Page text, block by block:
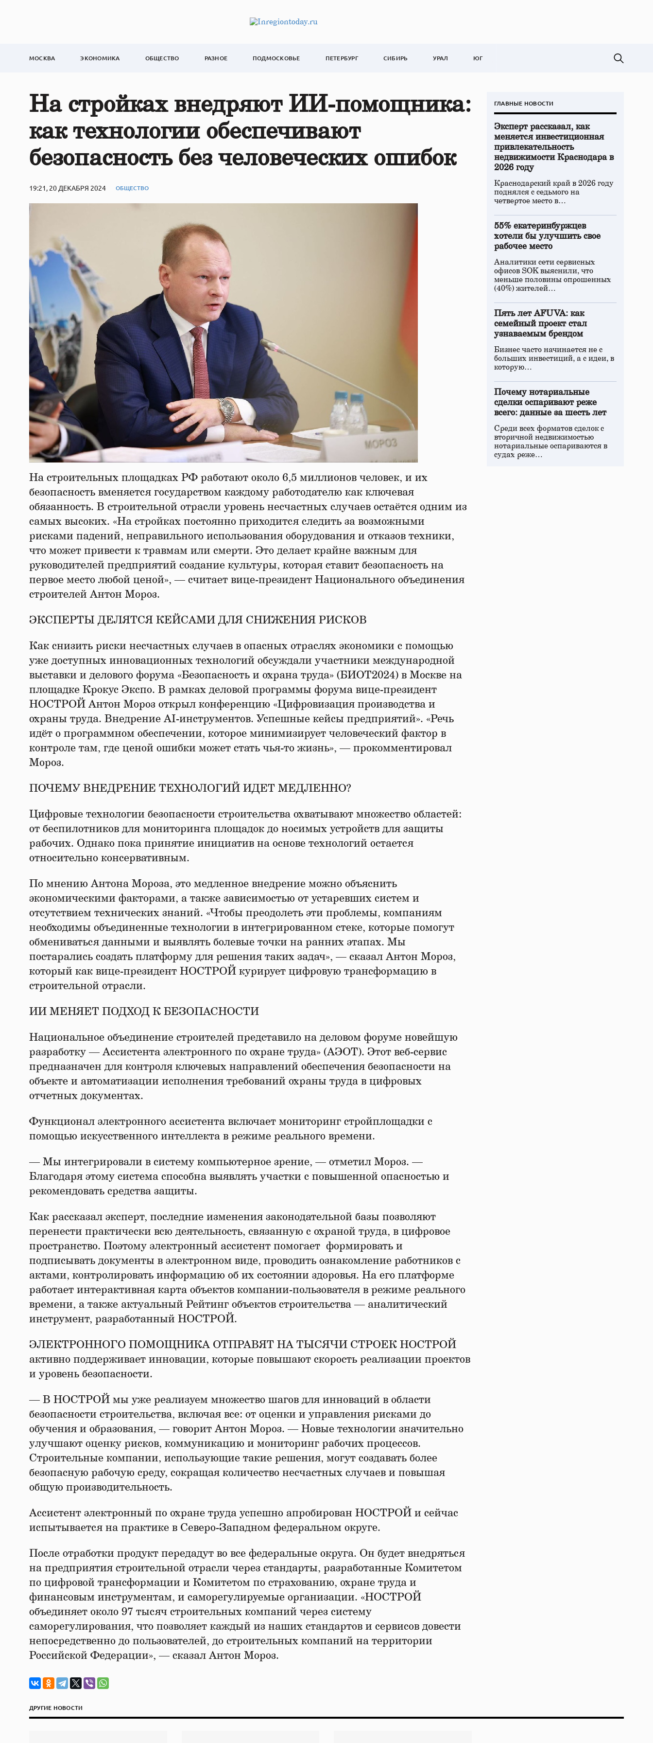
МОСКВА ЭКОНОМИКА ОБЩЕСТВО РАЗНОЕ ПОДМОСКОВЬЕ ПЕТЕРБУРГ СИБИРЬ УРАЛ ЮГ
На стройках внедряют ИИ-помощника:
как технологии обеспечивают
безопасность без человеческих ошибок
19:21, 20 ДЕКАБРЯ 2024 ОБЩЕСТВО
На строительных площадках РФ работают около 6,5 миллионов человек, и их
безопасность вменяется государством каждому работодателю как ключевая
обязанность. В строительной отрасли уровень несчастных случаев остаётся одним из
самых высоких. «На стройках постоянно приходится следить за возможными
рисками падений, неправильного использования оборудования и отказов техники,
что может привести к травмам или смерти. Это делает крайне важным для
руководителей предприятий создание культуры, которая ставит безопасность на
первое место любой ценой», — считает вице-президент Национального объединения
строителей Антон Мороз.
ЭКСПЕРТЫ ДЕЛЯТСЯ КЕЙСАМИ ДЛЯ СНИЖЕНИЯ РИСКОВ
Как снизить риски несчастных случаев в опасных отраслях экономики с помощью
уже доступных инновационных технологий обсуждали участники международной
выставки и делового форума «Безопасность и охрана труда» (БИОТ2024) в Москве на
площадке Крокус Экспо. В рамках деловой программы форума вице-президент
НОСТРОЙ Антон Мороз открыл конференцию «Цифровизация производства и
охраны труда. Внедрение AI-инструментов. Успешные кейсы предприятий». «Речь
идёт о программном обеспечении, которое минимизирует человеческий фактор в
контроле там, где ценой ошибки может стать чья-то жизнь», — прокомментировал
Мороз.
ПОЧЕМУ ВНЕДРЕНИЕ ТЕХНОЛОГИЙ ИДЕТ МЕДЛЕННО?
Цифровые технологии безопасности строительства охватывают множество областей:
от беспилотников для мониторинга площадок до носимых устройств для защиты
рабочих. Однако пока принятие инициатив на основе технологий остается
относительно консервативным.
По мнению Антона Мороза, это медленное внедрение можно объяснить
экономическими факторами, а также зависимостью от устаревших систем и
отсутствием технических знаний. «Чтобы преодолеть эти проблемы, компаниям
необходимы объединенные технологии в интегрированном стеке, которые помогут
обмениваться данными и выявлять болевые точки на ранних этапах. Мы
постарались создать платформу для решения таких задач», — сказал Антон Мороз,
который как вице-президент НОСТРОЙ курирует цифровую трансформацию в
строительной отрасли.
ИИ МЕНЯЕТ ПОДХОД К БЕЗОПАСНОСТИ
Национальное объединение строителей представило на деловом форуме новейшую
разработку — Ассистента электронного по охране труда» (АЭОТ). Этот веб-сервис
предназначен для контроля ключевых направлений обеспечения безопасности на
объекте и автоматизации исполнения требований охраны труда в цифровых
отчетных документах.
Функционал электронного ассистента включает мониторинг стройплощадки с
помощью искусственного интеллекта в режиме реального времени.
— Мы интегрировали в систему компьютерное зрение, — отметил Мороз. —
Благодаря этому система способна выявлять участки с повышенной опасностью и
рекомендовать средства защиты.
Как рассказал эксперт, последние изменения законодательной базы позволяют
перенести практически всю деятельность, связанную с охраной труда, в цифровое
пространство. Поэтому электронный ассистент помогает формировать и
подписывать документы в электронном виде, проводить ознакомление работников с
актами, контролировать информацию об их состоянии здоровья. На его платформе
работает интерактивная карта объектов компании-пользователя в режиме реального
времени, а также актуальный Рейтинг объектов строительства — аналитический
инструмент, разработанный НОСТРОЙ.
ЭЛЕКТРОННОГО ПОМОЩНИКА ОТПРАВЯТ НА ТЫСЯЧИ СТРОЕК НОСТРОЙ
активно поддерживает инновации, которые повышают скорость реализации проектов
и уровень безопасности.
— В НОСТРОЙ мы уже реализуем множество шагов для инноваций в области
безопасности строительства, включая все: от оценки и управления рисками до
обучения и образования, — говорит Антон Мороз. — Новые технологии значительно
улучшают оценку рисков, коммуникацию и мониторинг рабочих процессов.
Строительные компании, использующие такие решения, могут создавать более
безопасную рабочую среду, сокращая количество несчастных случаев и повышая
общую производительность.
Ассистент электронный по охране труда успешно апробирован НОСТРОЙ и сейчас
испытывается на практике в Северо-Западном федеральном округе.
После отработки продукт передадут во все федеральные округа. Он будет внедряться
на предприятия строительной отрасли через стандарты, разработанные Комитетом
по цифровой трансформации и Комитетом по страхованию, охране труда и
финансовым инструментам, и саморегулируемые организации. «НОСТРОЙ
объединяет около 97 тысяч строительных компаний через систему
саморегулирования, что позволяет каждый из наших стандартов и сервисов довести
непосредственно до пользователей, до строительных компаний на территории
Российской Федерации», — сказал Антон Мороз.
ГЛАВНЫЕ НОВОСТИ
Эксперт рассказал, как
меняется инвестиционная
привлекательность
недвижимости Краснодара в
2026 году
Краснодарский край в 2026 году
поднялся с седьмого на
четвертое место в…
55% екатеринбуржцев
хотели бы улучшить свое
рабочее место
Аналитики сети сервисных
офисов SOK выяснили, что
меньше половины опрошенных
(40%) жителей…
Пять лет AFUVA: как
семейный проект стал
узнаваемым брендом
Бизнес часто начинается не с
больших инвестиций, а с идеи, в
которую…
Почему нотариальные
сделки оспаривают реже
всего: данные за шесть лет
Среди всех форматов сделок с
вторичной недвижимостью
нотариальные оспариваются в
судах реже…
ДРУГИЕ НОВОСТИ